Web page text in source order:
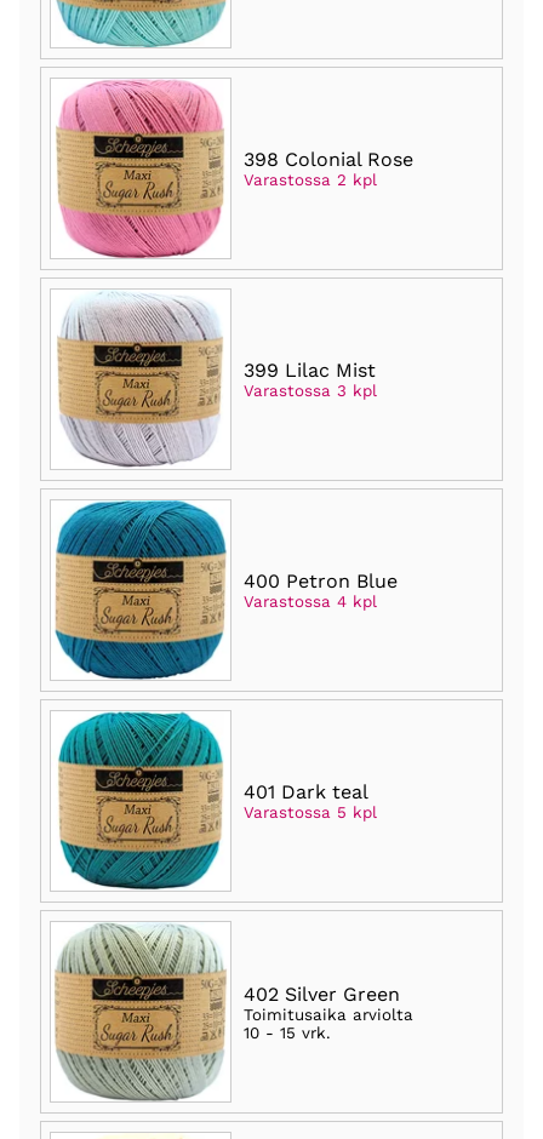
398 Colonial Rose
Varastossa 2 kpl
399 Lilac Mist
Varastossa 3 kpl
400 Petron Blue
Varastossa 4 kpl
401 Dark teal
Varastossa 5 kpl
402 Silver Green
Toimitusaika arviolta
10 - 15 vrk.